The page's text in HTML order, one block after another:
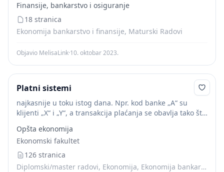
poslovnih informacija, deponovanja i ulaganja sredstava
i slično. Uspostavljanje korespodentskog odnosa...
Finansije, bankarstvo i osiguranje
18 stranica
Ekonomija bankarstvo i finansije, Maturski Radovi
Objavio MelisaLink·10. oktobar 2023.
Platni sistemi
najkasnije u toku istog dana. Npr. kod banke „A“ su
klijenti „X“ i „Y“, a transakcija plaćanja se obavlja tako što
„X“) i...
Opšta ekonomija
Ekonomski fakultet
126 stranica
Diplomski/master radovi, Ekonomija, Ekonomija bankarstvo i finansije, Skripte